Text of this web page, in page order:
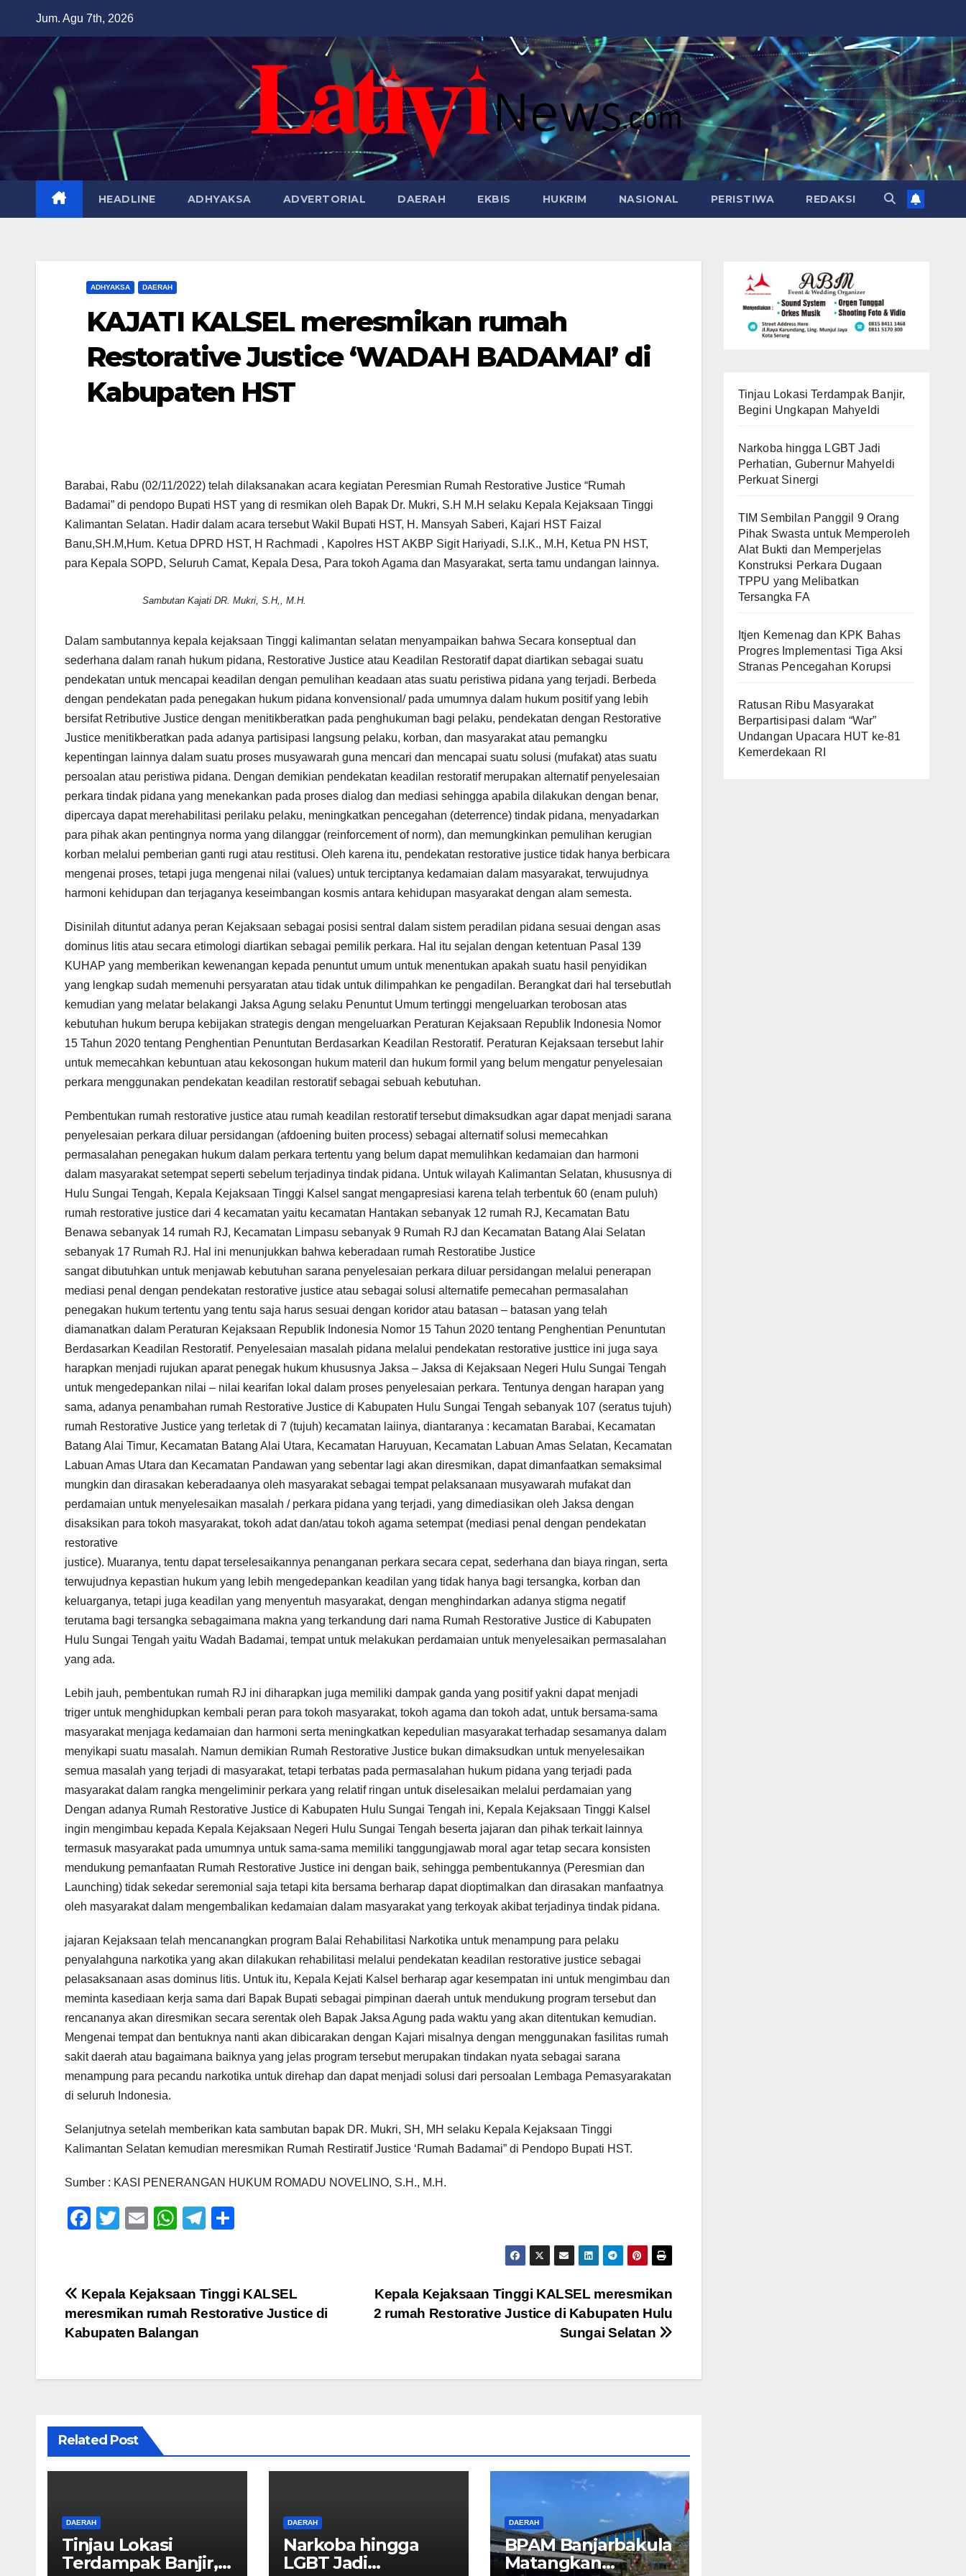
Jum. Agu 7th, 2026
HEADLINE ADHYAKSA ADVERTORIAL DAERAH EKBIS HUKRIM NASIONAL PERISTIWA REDAKSI
ADHYAKSA DAERAH
KAJATI KALSEL meresmikan rumah
Restorative Justice ‘WADAH BADAMAI’ di
Kabupaten HST
Barabai, Rabu (02/11/2022) telah dilaksanakan acara kegiatan Peresmian Rumah Restorative Justice “Rumah
Badamai” di pendopo Bupati HST yang di resmikan oleh Bapak Dr. Mukri, S.H M.H selaku Kepala Kejaksaan Tinggi
Kalimantan Selatan. Hadir dalam acara tersebut Wakil Bupati HST, H. Mansyah Saberi, Kajari HST Faizal
Banu,SH.M,Hum. Ketua DPRD HST, H Rachmadi , Kapolres HST AKBP Sigit Hariyadi, S.I.K., M.H, Ketua PN HST,
para Kepala SOPD, Seluruh Camat, Kepala Desa, Para tokoh Agama dan Masyarakat, serta tamu undangan lainnya.
Sambutan Kajati DR. Mukri, S.H,, M.H.
Dalam sambutannya kepala kejaksaan Tinggi kalimantan selatan menyampaikan bahwa Secara konseptual dan
sederhana dalam ranah hukum pidana, Restorative Justice atau Keadilan Restoratif dapat diartikan sebagai suatu
pendekatan untuk mencapai keadilan dengan pemulihan keadaan atas suatu peristiwa pidana yang terjadi. Berbeda
dengan pendekatan pada penegakan hukum pidana konvensional/ pada umumnya dalam hukum positif yang lebih
bersifat Retributive Justice dengan menitikberatkan pada penghukuman bagi pelaku, pendekatan dengan Restorative
Justice menitikberatkan pada adanya partisipasi langsung pelaku, korban, dan masyarakat atau pemangku
kepentingan lainnya dalam suatu proses musyawarah guna mencari dan mencapai suatu solusi (mufakat) atas suatu
persoalan atau peristiwa pidana. Dengan demikian pendekatan keadilan restoratif merupakan alternatif penyelesaian
perkara tindak pidana yang menekankan pada proses dialog dan mediasi sehingga apabila dilakukan dengan benar,
dipercaya dapat merehabilitasi perilaku pelaku, meningkatkan pencegahan (deterrence) tindak pidana, menyadarkan
para pihak akan pentingnya norma yang dilanggar (reinforcement of norm), dan memungkinkan pemulihan kerugian
korban melalui pemberian ganti rugi atau restitusi. Oleh karena itu, pendekatan restorative justice tidak hanya berbicara
mengenai proses, tetapi juga mengenai nilai (values) untuk terciptanya kedamaian dalam masyarakat, terwujudnya
harmoni kehidupan dan terjaganya keseimbangan kosmis antara kehidupan masyarakat dengan alam semesta.
Disinilah dituntut adanya peran Kejaksaan sebagai posisi sentral dalam sistem peradilan pidana sesuai dengan asas
dominus litis atau secara etimologi diartikan sebagai pemilik perkara. Hal itu sejalan dengan ketentuan Pasal 139
KUHAP yang memberikan kewenangan kepada penuntut umum untuk menentukan apakah suatu hasil penyidikan
yang lengkap sudah memenuhi persyaratan atau tidak untuk dilimpahkan ke pengadilan. Berangkat dari hal tersebutlah
kemudian yang melatar belakangi Jaksa Agung selaku Penuntut Umum tertinggi mengeluarkan terobosan atas
kebutuhan hukum berupa kebijakan strategis dengan mengeluarkan Peraturan Kejaksaan Republik Indonesia Nomor
15 Tahun 2020 tentang Penghentian Penuntutan Berdasarkan Keadilan Restoratif. Peraturan Kejaksaan tersebut lahir
untuk memecahkan kebuntuan atau kekosongan hukum materil dan hukum formil yang belum mengatur penyelesaian
perkara menggunakan pendekatan keadilan restoratif sebagai sebuah kebutuhan.
Pembentukan rumah restorative justice atau rumah keadilan restoratif tersebut dimaksudkan agar dapat menjadi sarana
penyelesaian perkara diluar persidangan (afdoening buiten process) sebagai alternatif solusi memecahkan
permasalahan penegakan hukum dalam perkara tertentu yang belum dapat memulihkan kedamaian dan harmoni
dalam masyarakat setempat seperti sebelum terjadinya tindak pidana. Untuk wilayah Kalimantan Selatan, khususnya di
Hulu Sungai Tengah, Kepala Kejaksaan Tinggi Kalsel sangat mengapresiasi karena telah terbentuk 60 (enam puluh)
rumah restorative justice dari 4 kecamatan yaitu kecamatan Hantakan sebanyak 12 rumah RJ, Kecamatan Batu
Benawa sebanyak 14 rumah RJ, Kecamatan Limpasu sebanyak 9 Rumah RJ dan Kecamatan Batang Alai Selatan
sebanyak 17 Rumah RJ. Hal ini menunjukkan bahwa keberadaan rumah Restoratibe Justice
sangat dibutuhkan untuk menjawab kebutuhan sarana penyelesaian perkara diluar persidangan melalui penerapan
mediasi penal dengan pendekatan restorative justice atau sebagai solusi alternatife pemecahan permasalahan
penegakan hukum tertentu yang tentu saja harus sesuai dengan koridor atau batasan – batasan yang telah
diamanatkan dalam Peraturan Kejaksaan Republik Indonesia Nomor 15 Tahun 2020 tentang Penghentian Penuntutan
Berdasarkan Keadilan Restoratif. Penyelesaian masalah pidana melalui pendekatan restorative justtice ini juga saya
harapkan menjadi rujukan aparat penegak hukum khususnya Jaksa – Jaksa di Kejaksaan Negeri Hulu Sungai Tengah
untuk mengedepankan nilai – nilai kearifan lokal dalam proses penyelesaian perkara. Tentunya dengan harapan yang
sama, adanya penambahan rumah Restorative Justice di Kabupaten Hulu Sungai Tengah sebanyak 107 (seratus tujuh)
rumah Restorative Justice yang terletak di 7 (tujuh) kecamatan laiinya, diantaranya : kecamatan Barabai, Kecamatan
Batang Alai Timur, Kecamatan Batang Alai Utara, Kecamatan Haruyuan, Kecamatan Labuan Amas Selatan, Kecamatan
Labuan Amas Utara dan Kecamatan Pandawan yang sebentar lagi akan diresmikan, dapat dimanfaatkan semaksimal
mungkin dan dirasakan keberadaanya oleh masyarakat sebagai tempat pelaksanaan musyawarah mufakat dan
perdamaian untuk menyelesaikan masalah / perkara pidana yang terjadi, yang dimediasikan oleh Jaksa dengan
disaksikan para tokoh masyarakat, tokoh adat dan/atau tokoh agama setempat (mediasi penal dengan pendekatan
restorative
justice). Muaranya, tentu dapat terselesaikannya penanganan perkara secara cepat, sederhana dan biaya ringan, serta
terwujudnya kepastian hukum yang lebih mengedepankan keadilan yang tidak hanya bagi tersangka, korban dan
keluarganya, tetapi juga keadilan yang menyentuh masyarakat, dengan menghindarkan adanya stigma negatif
terutama bagi tersangka sebagaimana makna yang terkandung dari nama Rumah Restorative Justice di Kabupaten
Hulu Sungai Tengah yaitu Wadah Badamai, tempat untuk melakukan perdamaian untuk menyelesaikan permasalahan
yang ada.
Lebih jauh, pembentukan rumah RJ ini diharapkan juga memiliki dampak ganda yang positif yakni dapat menjadi
triger untuk menghidupkan kembali peran para tokoh masyarakat, tokoh agama dan tokoh adat, untuk bersama-sama
masyarakat menjaga kedamaian dan harmoni serta meningkatkan kepedulian masyarakat terhadap sesamanya dalam
menyikapi suatu masalah. Namun demikian Rumah Restorative Justice bukan dimaksudkan untuk menyelesaikan
semua masalah yang terjadi di masyarakat, tetapi terbatas pada permasalahan hukum pidana yang terjadi pada
masyarakat dalam rangka mengeliminir perkara yang relatif ringan untuk diselesaikan melalui perdamaian yang
Dengan adanya Rumah Restorative Justice di Kabupaten Hulu Sungai Tengah ini, Kepala Kejaksaan Tinggi Kalsel
ingin mengimbau kepada Kepala Kejaksaan Negeri Hulu Sungai Tengah beserta jajaran dan pihak terkait lainnya
termasuk masyarakat pada umumnya untuk sama-sama memiliki tanggungjawab moral agar tetap secara konsisten
mendukung pemanfaatan Rumah Restorative Justice ini dengan baik, sehingga pembentukannya (Peresmian dan
Launching) tidak sekedar seremonial saja tetapi kita bersama berharap dapat dioptimalkan dan dirasakan manfaatnya
oleh masyarakat dalam mengembalikan kedamaian dalam masyarakat yang terkoyak akibat terjadinya tindak pidana.
jajaran Kejaksaan telah mencanangkan program Balai Rehabilitasi Narkotika untuk menampung para pelaku
penyalahguna narkotika yang akan dilakukan rehabilitasi melalui pendekatan keadilan restorative justice sebagai
pelasaksanaan asas dominus litis. Untuk itu, Kepala Kejati Kalsel berharap agar kesempatan ini untuk mengimbau dan
meminta kasediaan kerja sama dari Bapak Bupati sebagai pimpinan daerah untuk mendukung program tersebut dan
rencananya akan diresmikan secara serentak oleh Bapak Jaksa Agung pada waktu yang akan ditentukan kemudian.
Mengenai tempat dan bentuknya nanti akan dibicarakan dengan Kajari misalnya dengan menggunakan fasilitas rumah
sakit daerah atau bagaimana baiknya yang jelas program tersebut merupakan tindakan nyata sebagai sarana
menampung para pecandu narkotika untuk direhap dan dapat menjadi solusi dari persoalan Lembaga Pemasyarakatan
di seluruh Indonesia.
Selanjutnya setelah memberikan kata sambutan bapak DR. Mukri, SH, MH selaku Kepala Kejaksaan Tinggi
Kalimantan Selatan kemudian meresmikan Rumah Restiratif Justice ‘Rumah Badamai” di Pendopo Bupati HST.
Sumber : KASI PENERANGAN HUKUM ROMADU NOVELINO, S.H., M.H.
F
e
b
o
k
T
er
E
W
s
A
p
T
gr
a
e
Navigasi
pos
Kepala Kejaksaan Tinggi KALSEL meresmikan
2 rumah Restorative Justice di Kabupaten Hulu
Sungai Selatan
Kepala Kejaksaan Tinggi KALSEL
meresmikan rumah Restorative Justice di
Kabupaten Balangan
Related Post
DAERAH
Tinjau Lokasi
Terdampak Banjir,
DAERAH
Narkoba hingga
LGBT Jadi
DAERAH
BPAM Banjarbakula
Matangkan
Tinjau Lokasi Terdampak Banjir,
Begini Ungkapan Mahyeldi
Narkoba hingga LGBT Jadi
Perhatian, Gubernur Mahyeldi
Perkuat Sinergi
TIM Sembilan Panggil 9 Orang
Pihak Swasta untuk Memperoleh
Alat Bukti dan Memperjelas
Konstruksi Perkara Dugaan
TPPU yang Melibatkan
Tersangka FA
Itjen Kemenag dan KPK Bahas
Progres Implementasi Tiga Aksi
Stranas Pencegahan Korupsi
Ratusan Ribu Masyarakat
Berpartisipasi dalam “War”
Undangan Upacara HUT ke-81
Kemerdekaan RI